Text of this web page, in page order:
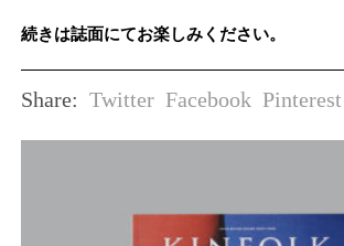
続きは誌面にてお楽しみください。
Twitter Facebook Pinterest